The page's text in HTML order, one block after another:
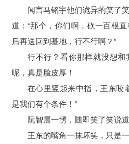
闻言马铭宇他们诡异的笑了
道：“那个，你们啊，砍一百根
后再送回到基地，行不行啊？”
行不行？看你那样就没想
呢，真是脸皮厚！
在心里竖起来中指，王东咬
是我们有个条件！”
阮智晨一愣，随即笑了笑说
王东的嘴角一抹坏笑，只是